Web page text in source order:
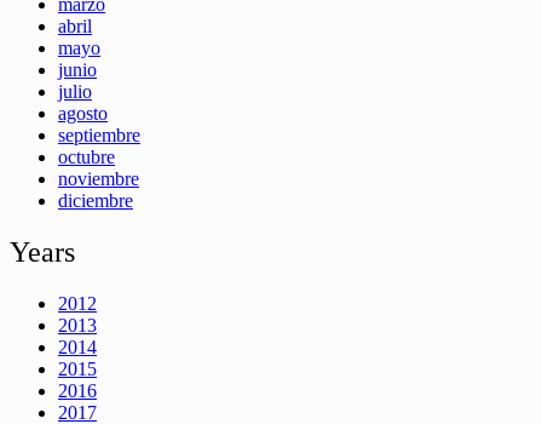
abril
mayo
junio
julio
agosto
septiembre
octubre
noviembre
diciembre
Years
2012
2013
2014
2015
2016
2017